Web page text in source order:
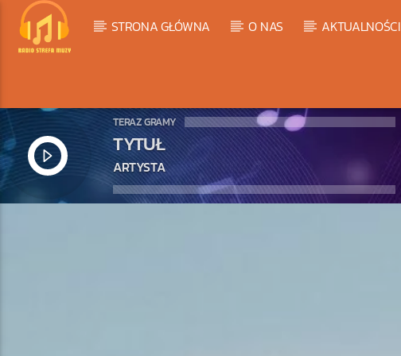
STRONA GŁÓWNA O NAS AKTUALNOŚCI
TERAZ GRAMY
TYTUŁ
ARTYSTA